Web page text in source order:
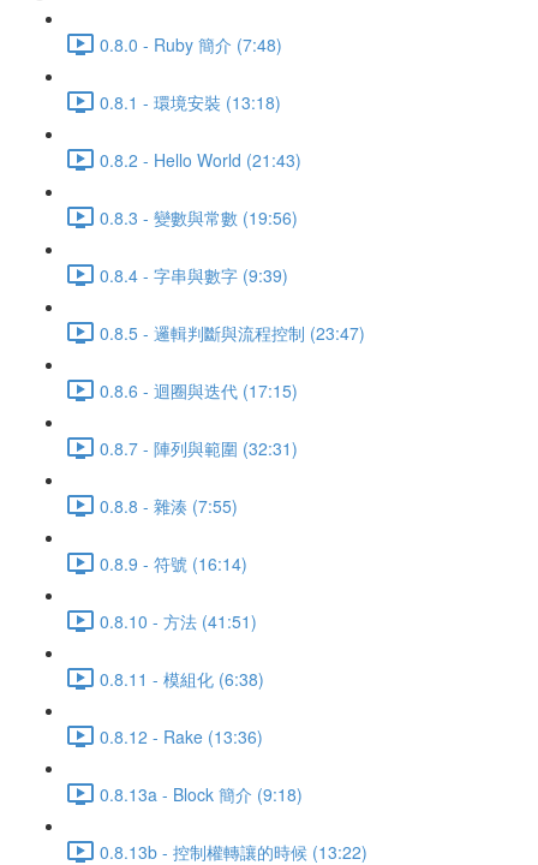
0.8.0 - Ruby 簡介 (7:48)
0.8.1 - 環境安裝 (13:18)
0.8.2 - Hello World (21:43)
0.8.3 - 變數與常數 (19:56)
0.8.4 - 字串與數字 (9:39)
0.8.5 - 邏輯判斷與流程控制 (23:47)
0.8.6 - 迴圈與迭代 (17:15)
0.8.7 - 陣列與範圍 (32:31)
0.8.8 - 雜湊 (7:55)
0.8.9 - 符號 (16:14)
0.8.10 - 方法 (41:51)
0.8.11 - 模組化 (6:38)
0.8.12 - Rake (13:36)
0.8.13a - Block 簡介 (9:18)
0.8.13b - 控制權轉讓的時候 (13:22)